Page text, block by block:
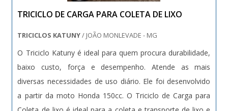
TRICICLO DE CARGA PARA COLETA DE LIXO
TRICICLOS KATUNY/ JOÃO MONLEVADE - MG
O Triciclo Katuny é ideal para quem procura durabilidade,
baixo custo, força e desempenho. Atende as mais
diversas necessidades de uso diário. Ele foi desenvolvido
a partir da moto Honda 150cc. O Triciclo de Carga para